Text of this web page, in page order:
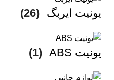
یونیت ایربگ (26)
یونیت ABS (1)